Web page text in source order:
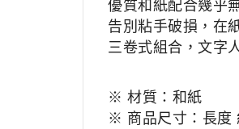
優質和紙配合幾乎
告別粘手破損，在
三卷式組合，文字
※ 材質：和紙
※ 商品尺寸：長度